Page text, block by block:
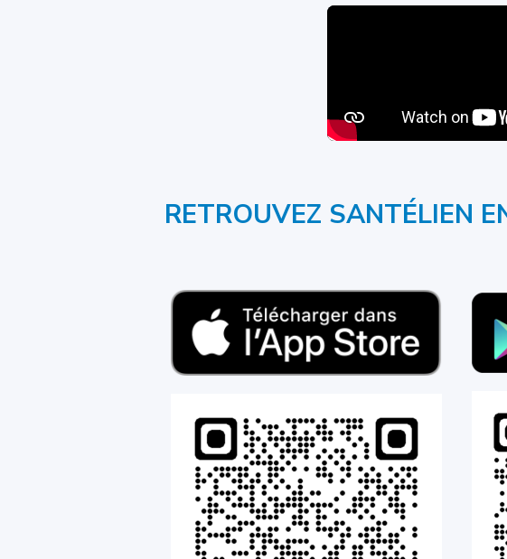
RETROUVEZ SANTÉLIEN